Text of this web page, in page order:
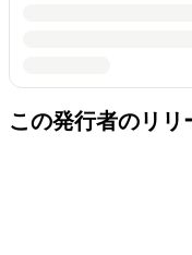
この発行者のリリ